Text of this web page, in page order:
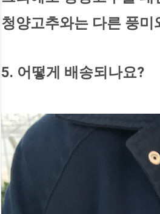
청양고추와는 다른 풍
5. 어떻게 배송되나요?